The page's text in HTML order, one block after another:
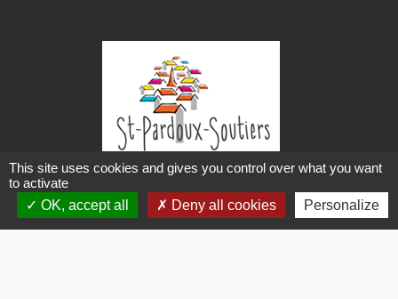
Mairie de Saint-Pardoux-Soutiers
2 impasse des écoliers
79310 Saint-Pardoux-Soutiers
This site uses cookies and gives you control over what you want
to activate
OK, accept all
Deny all cookies Personalize